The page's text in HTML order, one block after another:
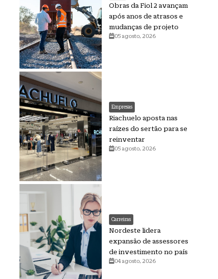
Obras da Fiol 2 avançam
após anos de atrasos e
mudanças de projeto
05 agosto, 2026
Empresas
Riachuelo aposta nas
raízes do sertão para se
reinventar
05 agosto, 2026
Carreiras
Nordeste lidera
expansão de assessores
de investimento no país
04 agosto, 2026